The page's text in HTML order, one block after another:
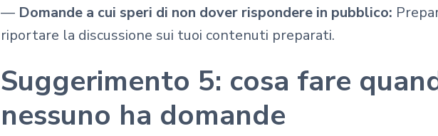
— Domande a cui speri di non dover rispondere in pubblico:
riportare la discussione sui tuoi contenuti preparati.
Suggerimento 5: cosa fare
nessuno ha domande